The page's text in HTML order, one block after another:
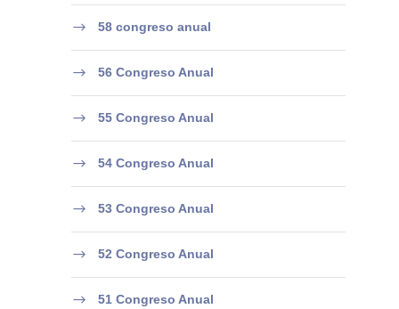
58 congreso anual
56 Congreso Anual
55 Congreso Anual
54 Congreso Anual
53 Congreso Anual
52 Congreso Anual
51 Congreso Anual